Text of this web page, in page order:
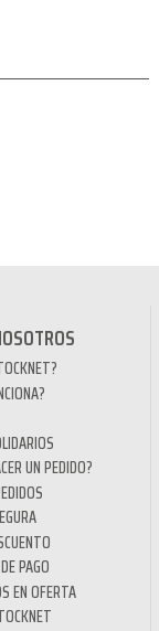
UN PEDIDO?
PAGO
EN OFERTA